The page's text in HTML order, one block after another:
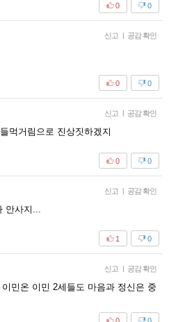
0
0
신고 | 공감 확인
0
0
신고 | 공감 확인
먹거림으로 진상짓하겠지
0
0
신고 | 공감 확인
안사지...
0
1
신고 | 공감 확인
민온 이민 2세들도 마음과 정신은 중
0
0